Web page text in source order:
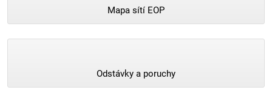
Mapa sítí EOP
Odstávky a poruchy